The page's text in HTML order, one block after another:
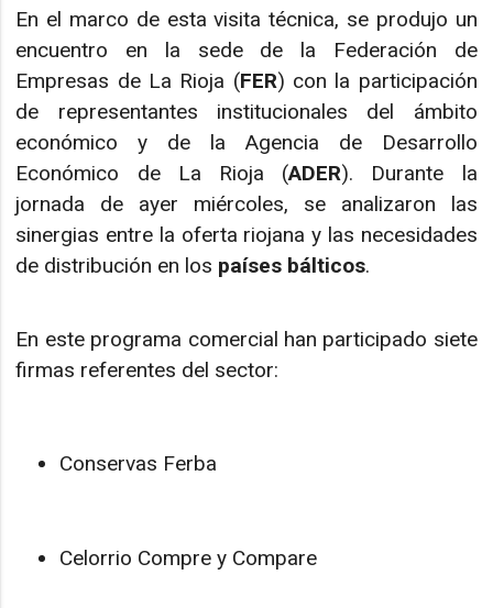
En el marco de esta visita técnica, se produjo un
encuentro en la sede de la Federación de
Empresas de La Rioja (FER) con la participación
de representantes institucionales del ámbito
económico y de la Agencia de Desarrollo
Económico de La Rioja (ADER). Durante la
jornada de ayer miércoles, se analizaron las
sinergias entre la oferta riojana y las necesidades
de distribución en los países bálticos.
En este programa comercial han participado siete
firmas referentes del sector:
Conservas Ferba
Celorrio Compre y Compare